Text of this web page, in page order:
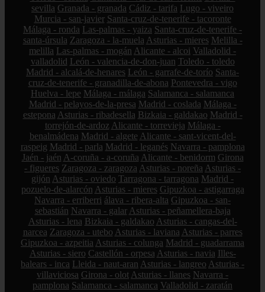
sevilla Granada - granada Cádiz - tarifa Lugo - viveiro
Murcia - san-javier Santa-cruz-de-tenerife - tacoronte
Málaga - ronda Las-palmas - yaiza Santa-cruz-de-tenerife -
santa-úrsula Zaragoza - la-muela Asturias - mieres Melilla -
melilla Las-palmas - mogán Alicante - alcoi Valladolid -
valladolid León - valencia-de-don-juan Toledo - toledo
Madrid - alcalá-de-henares León - garrafe-de-torío Santa-
cruz-de-tenerife - granadilla-de-abona Pontevedra - vigo
Huelva - lepe Málaga - málaga Salamanca - salamanca
Madrid - pelayos-de-la-presa Madrid - coslada Málaga -
estepona Asturias - ribadesella Bizkaia - galdakao Madrid -
torrejón-de-ardoz Alicante - torrevieja Málaga -
benalmádena Madrid - algete Alicante - sant-vicent-del-
raspeig Madrid - parla Madrid - leganés Navarra - pamplona
Jaén - jaén A-coruña - a-coruña Alicante - benidorm Girona
- figueres Zaragoza - zaragoza Asturias - noreña Asturias -
gijón Asturias - oviedo Tarragona - tarragona Madrid -
pozuelo-de-alarcón Asturias - mieres Gipuzkoa - astigarraga
Navarra - erriberri álava - ribera-alta Gipuzkoa - san-
sebastián Navarra - galar Asturias - peñamellera-baja
Asturias - lena Bizkaia - galdakao Asturias - cangas-del-
narcea Zaragoza - utebo Asturias - laviana Asturias - parres
Gipuzkoa - azpeitia Asturias - colunga Madrid - guadarrama
Asturias - siero Castellón - orpesa Asturias - navia Illes-
balears - inca Lleida - naut-aran Asturias - langreo Asturias -
villaviciosa Girona - olot Asturias - llanes Navarra -
pamplona Salamanca - salamanca Valladolid - zaratán